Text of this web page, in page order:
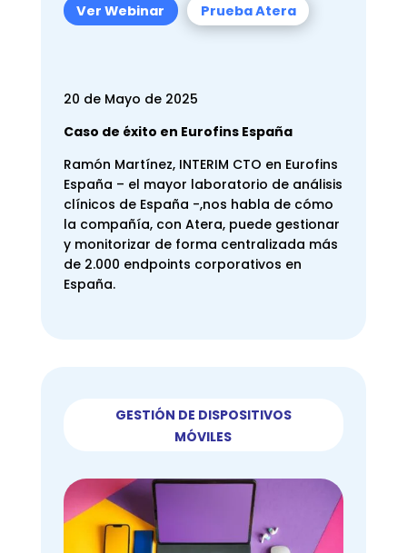
Ver Webinar Prueba Atera
20 de Mayo de 2025
Caso de éxito en Eurofins España
Ramón Martínez, INTERIM CTO en Eurofins
España – el mayor laboratorio de análisis
clínicos de España -,nos habla de cómo
la compañía, con Atera, puede gestionar
y monitorizar de forma centralizada más
de 2.000 endpoints corporativos en
España.
GESTIÓN DE DISPOSITIVOS
MÓVILES